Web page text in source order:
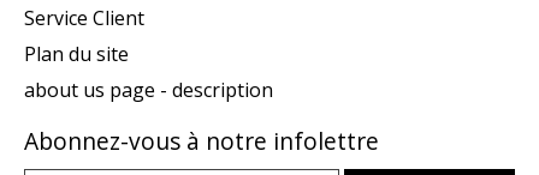
Service Client
Plan du site
about us page - description
Abonnez-vous à notre infolettre